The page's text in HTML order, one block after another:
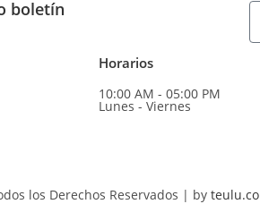
boletín
Horarios
10:00 AM - 05:00 PM
Lunes - Viernes
los Derechos Reservados | by teulu.co